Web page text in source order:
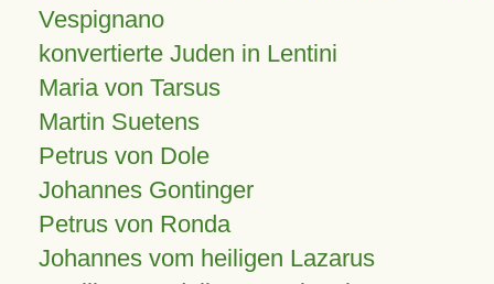
Vespignano
konvertierte Juden in Lentini
Maria von Tarsus
Martin Suetens
Petrus von Dole
Johannes Gontinger
Petrus von Ronda
Johannes vom heiligen Lazarus